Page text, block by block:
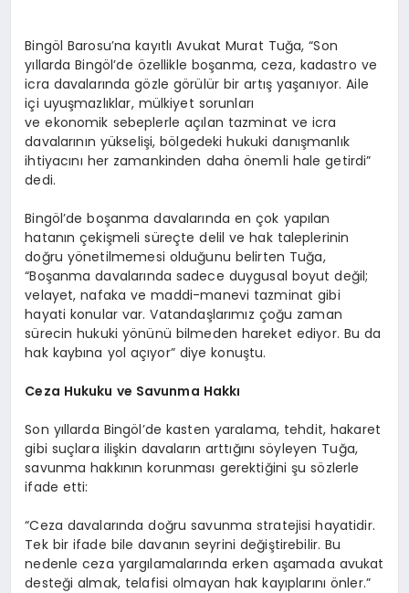
Bingöl Barosu’na kayıtlı Avukat Murat Tuğa, “Son
yıllarda Bingöl’de özellikle boşanma, ceza, kadastro ve
icra davalarında gözle görülür bir artış yaşanıyor. Aile
içi uyuşmazlıklar, mülkiyet sorunları
ve ekonomik sebeplerle açılan tazminat ve icra
davalarının yükselişi, bölgedeki hukuki danışmanlık
ihtiyacını her zamankinden daha önemli hale getirdi”
dedi.
Bingöl’de boşanma davalarında en çok yapılan
hatanın çekişmeli süreçte delil ve hak taleplerinin
doğru yönetilmemesi olduğunu belirten Tuğa,
“Boşanma davalarında sadece duygusal boyut değil;
velayet, nafaka ve maddi-manevi tazminat gibi
hayati konular var. Vatandaşlarımız çoğu zaman
sürecin hukuki yönünü bilmeden hareket ediyor. Bu da
hak kaybına yol açıyor” diye konuştu.
Ceza Hukuku ve Savunma Hakkı
Son yıllarda Bingöl’de kasten yaralama, tehdit, hakaret
gibi suçlara ilişkin davaların arttığını söyleyen Tuğa,
savunma hakkının korunması gerektiğini şu sözlerle
ifade etti:
“Ceza davalarında doğru savunma stratejisi hayatidir.
Tek bir ifade bile davanın seyrini değiştirebilir. Bu
nedenle ceza yargılamalarında erken aşamada avukat
desteği almak, telafisi olmayan hak kayıplarını önler.”